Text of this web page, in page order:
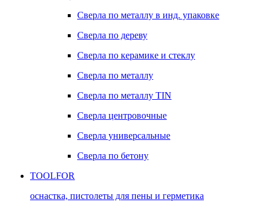
Сверла по металлу в инд. упаковке
Сверла по дереву
Сверла по керамике и стеклу
Сверла по металлу
Сверла по металлу TIN
Сверла центровочные
Сверла универсальные
Сверла по бетону
TOOLFOR
оснастка, пистолеты для пены и герметика